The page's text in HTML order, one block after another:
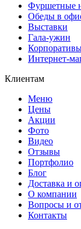
Фуршетные
Обеды в
Выставки
Гала-ужин
Интернет-
Клиентам
Меню
Цены
Акции
Фото
Видео
Отзывы
Портфолио
Блог
Доставка и
О компании
Вопросы и
Контакты